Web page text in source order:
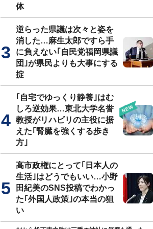
体
逆らった県議は次々と姿を
消した…麻生太郎ですら手
に負えない｢自民党福岡県議
団｣が県民よりも大事にする
掟
｢自宅でゆっくり静養｣はむ
しろ逆効果…東北大学名誉
教授がリハビリの主役に据
えた｢腎臓を強くする歩き
方｣
高市政権にとって｢日本人の
生活｣はどうでもいい…小野
田紀美のSNS投稿でわかっ
た｢外国人政策｣の本当の狙
い